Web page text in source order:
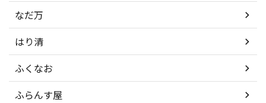
なだ万
はり清
ふくなお
ふらんす屋